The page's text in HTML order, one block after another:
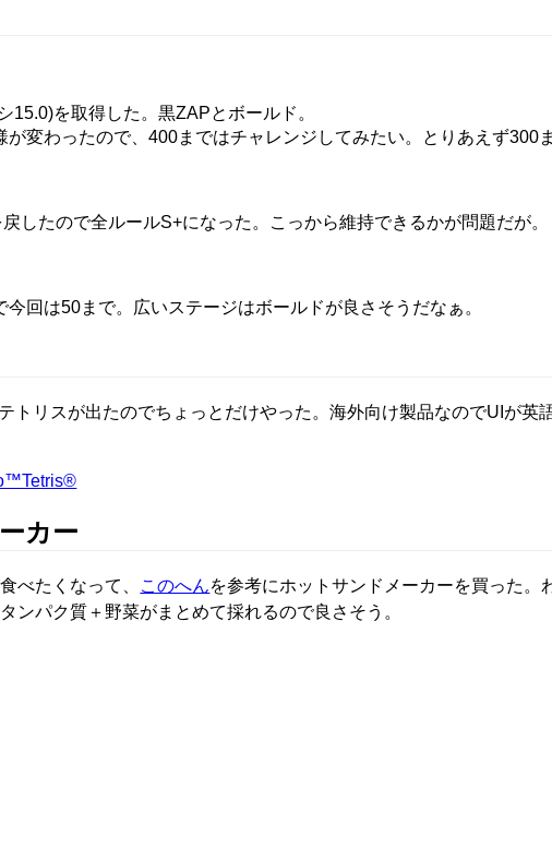
15.0)を取得した。黒ZAPとボールド。
が変わったので、400まではチャレンジしてみたい。とりあえず300
したので全ルールS+になった。こっから維持できるかが問題だが。
今回は50まで。広いステージはボールドが良さそうだなぁ。
トリスが出たのでちょっとだけやった。海外向け製品なのでUIが英
カー
べたくなって、 このへんを参考にホットサンドメーカーを買った。
ンパク質＋野菜がまとめて採れるので良さそう。